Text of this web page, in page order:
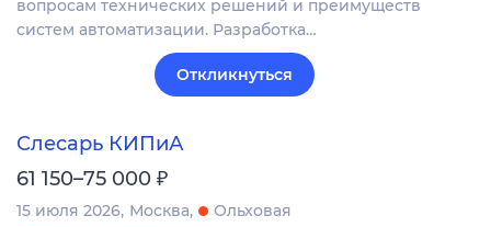
вопросам технических решений и преимуществ
систем автоматизации. Разработка…
Откликнуться
Слесарь КИПиА
61 150–75 000 ₽
15 июля 2026 Москва
Ольховая